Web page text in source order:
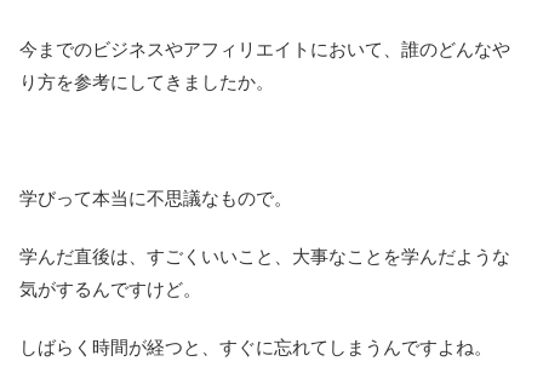
今までのビジネスやアフィリエイトにおいて、誰のどんなや
り方を参考にしてきましたか。
学びって本当に不思議なもので。
学んだ直後は、すごくいいこと、大事なことを学んだような
気がするんですけど。
しばらく時間が経つと、すぐに忘れてしまうんですよね。